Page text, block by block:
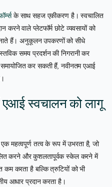
के साथ सहज एकीकरण है। स्वचालित
करने वाले प्लेटफॉर्म छोटे व्यवसायों को
हैं। अनुकूलन उपकरणों को सीधे
समय प्रदर्शन की निगरानी कर
कर सकती हैं, नवीनतम एआई
स्वचालन को लागू
महत्वपूर्ण तत्व के रूप में उभरता है, जो
करने और कुशलतापूर्वक स्केल करने में
कम करता है बल्कि त्रुटियों को भी
आधार प्रदान करता है।